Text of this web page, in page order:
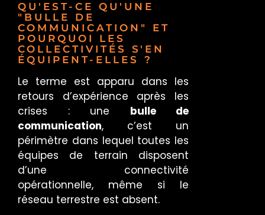
QU'EST-CE QU'UNE
"BULLE DE
COMMUNICATION" ET
POURQUOI LES
COLLECTIVITÉS S'EN
ÉQUIPENT-ELLES ?
Le terme est apparu dans les
retours d’expérience après les
crises : une bulle de
communication, c’est un
périmètre dans lequel toutes les
équipes de terrain disposent
d’une connectivité
opérationnelle, même si le
réseau terrestre est absent.